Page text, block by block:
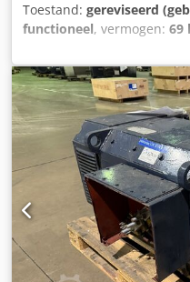
Toestand: gereviseerd
functioneel, vermogen: 69
,
beschermingstype (IP-
GN180L35F Bouw:
Ab Dekr Op. Class: S1
Ingangsstroom: 146 A
Ingangsspanning Ifield:
1628